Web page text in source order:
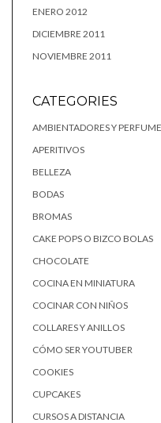
ENERO 2012
DICIEMBRE 2011
NOVIEMBRE 2011
CATEGORIES
AMBIENTADORES Y
APERITIVOS
BELLEZA
BODAS
BROMAS
CAKE POPS O BIZCO BOLAS
CHOCOLATE
COCINA EN MINIATURA
COCINAR CON NIÑOS
COLLARES Y ANILLOS
CÓMO SER YOUTUBER
COOKIES
CUPCAKES
CURSOS A DISTANCIA